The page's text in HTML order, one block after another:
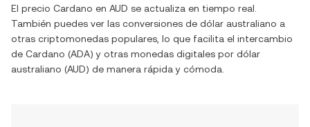
El precio Cardano en AUD se actualiza en tiempo real.
También puedes ver las conversiones de dólar australiano a
otras criptomonedas populares, lo que facilita el intercambio
de Cardano (ADA) y otras monedas digitales por dólar
australiano (AUD) de manera rápida y cómoda.